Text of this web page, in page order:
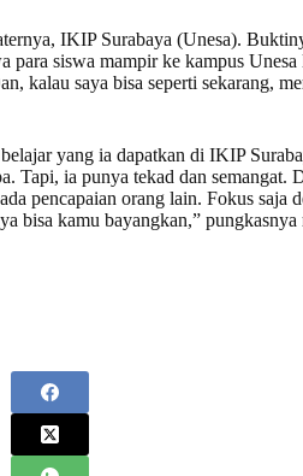
IKIP Surabaya (Unesa).
para siswa mampir ke kampus
kalau saya bisa seperti sekarang,
yang ia dapatkan di IKIP
Tapi, ia punya tekad dan semangat.
pencapaian orang lain. Fokus saja
bisa kamu bayangkan,” pungkasnya